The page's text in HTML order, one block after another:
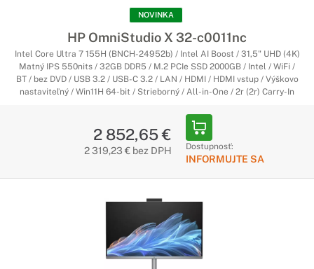
NOVINKA
HP OmniStudio X 32-c0011nc
Intel Core Ultra 7 155H (BNCH-24952b) / Intel AI Boost / 31,5" UHD (4K)
Matný IPS 550nits / 32GB DDR5 / M.2 PCIe SSD 2000GB / Intel / WiFi /
BT / bez DVD / USB 3.2 / USB-C 3.2 / LAN / HDMI / HDMI vstup / Výškovo
nastaviteľný / Win11H 64-bit / Strieborný / All-in-One / 2r (2r) Carry-In
2 852,65 €
2 319,23 € bez DPH Dostupnosť:
INFORMUJTE SA